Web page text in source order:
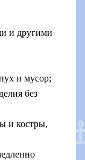
и другими
и мусор;
без
и костры,